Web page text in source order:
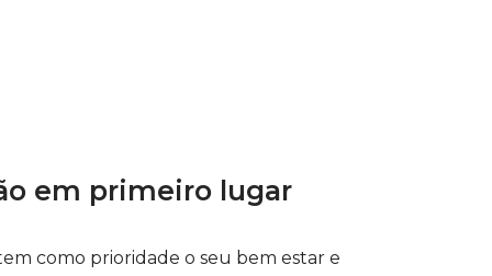
em primeiro lugar
como prioridade o seu bem estar e